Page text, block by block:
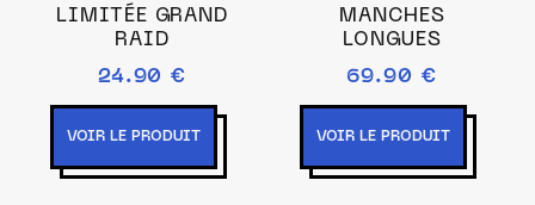
LIMITÉE GRAND
RAID
24.90 €
VOIR LE PRODUIT
MANCHES
LONGUES
69.90 €
VOIR LE PRODUIT